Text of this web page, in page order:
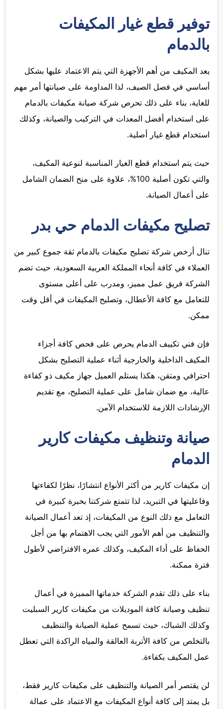
توفير قطع غيار المكيفات
بالدمام
يعد المكيف من أهم الأجهزة التي يتم الاعتماد عليها بشكل
أساسي في فصل الصيف، لذا المداومة على صيانتها أمر مهم
للغاية، بناء على ذلك تحرص شركة صيانة مكيفات بالدمام
على استخدام أفضل المعدات في التركيب والصيانة، وكذلك
استخدام قطع غيار أصلية.
حيث يتم استخدام قطع الغيار المناسبة لنوعية المكيف،
والتي تكون أصلية 100%، علاوة على منح الضمان الشامل
على أعمال الصيانة.
تصليح مكيفات الدمام حي بدر
تنال أرخص شركة تصليح مكيفات بالدمام ثقة جموع كبير من
العملاء في كافة أنحاء المملكة العربية السعودية، حيث تضم
الشركة فريق عمل مميز، ومدرب على أعلى مستوى
للتعامل مع كافة الأعطال، وتصليح المكيفات في أقل وقت
ممكن.
فإن فني تكييف الدمام يحرص على فحص كافة أجزاء
المكيف الداخلية والخارجية أثناء عملية التصليح بشكل
احترافي ومتقن، هكذا يستلم العميل جهاز مكيف ذو كفاءة
عالية، مع ضمان شامل على عملية التصليح، مع تقديم
الإرشادات اللازمة للاستخدام الآمن.
صيانة وتنظيف مكيفات كارير
الدمام
إن مكيفات كارير من أكثر الأنواع انتشارًا، نظرًا لكفاءتها
وفاعليتها في التبريد، لذا تتمتع شركتنا بخبرة كبيرة في
التعامل مع ذلك النوع من المكيفات، إذ تعد أعمال الصيانة
والتنظيف من أهم الأمور التي يجب الاهتمام بها من أجل
الحفاظ على أداء المكيف، وكذلك عمره الافتراضي لأطول
فترة ممكنة.
بناء على ذلك تقدم الشركة خدماتها المميزة في أعمال
تنظيف وصيانة كافة الموديلات من مكيفات كارير السبليت
وكذلك الشباك، حيث تسمح عملية الصيانة والتنظيف
بالتخلص من كافة الأتربة العالقة والمياه الراكدة التي تعطل
عمل المكيف بكفاءة.
لن يقتصر أمر الصيانة والتنظيف على مكيفات كارير فقط،
بل يمتد إلى كافة أنواع المكيفات مع الاعتماد على عمالة